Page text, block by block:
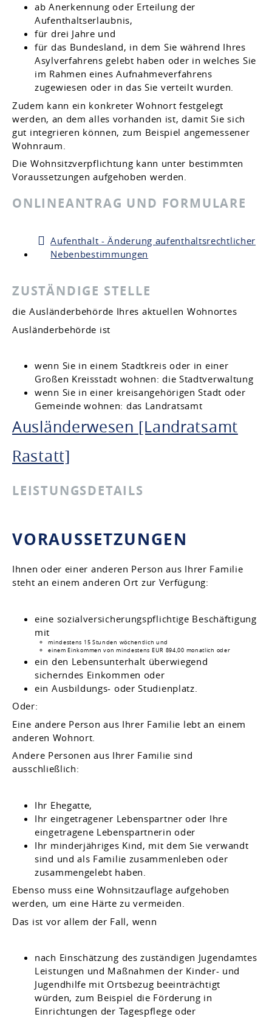
ab Anerkennung oder Erteilung der
Aufenthaltserlaubnis,
für drei Jahre und
für das Bundesland, in dem Sie während Ihres
Asylverfahrens gelebt haben oder in welches Sie
im Rahmen eines Aufnahmeverfahrens
zugewiesen oder in das Sie verteilt wurden.
Zudem kann ein konkreter Wohnort festgelegt
werden, an dem alles vorhanden ist, damit Sie sich
gut integrieren können, zum Beispiel angemessener
Wohnraum.
Die Wohnsitzverpflichtung kann unter bestimmten
Voraussetzungen aufgehoben werden.
ONLINEANTRAG UND FORMULARE
Aufenthalt - Änderung aufenthaltsrechtlicher
Nebenbestimmungen
ZUSTÄNDIGE STELLE
die Ausländerbehörde Ihres aktuellen Wohnortes
Ausländerbehörde ist
wenn Sie in einem Stadtkreis oder in einer
Großen Kreisstadt wohnen: die Stadtverwaltung
wenn Sie in einer kreisangehörigen Stadt oder
Gemeinde wohnen: das Landratsamt
Ausländerwesen [Landratsamt
Rastatt]
LEISTUNGSDETAILS
VORAUSSETZUNGEN
Ihnen oder einer anderen Person aus Ihrer Familie
steht an einem anderen Ort zur Verfügung:
eine sozialversicherungspflichtige Beschäftigung
mit
mindestens 15 Stunden wöchentlich und
einem Einkommen von mindestens EUR 894,00 monatlich oder
ein den Lebensunterhalt überwiegend
sicherndes Einkommen oder
ein Ausbildungs- oder Studienplatz.
Oder:
Eine andere Person aus Ihrer Familie lebt an einem
anderen Wohnort.
Andere Personen aus Ihrer Familie sind
ausschließlich:
Ihr Ehegatte,
Ihr eingetragener Lebenspartner oder Ihre
eingetragene Lebenspartnerin oder
Ihr minderjähriges Kind, mit dem Sie verwandt
sind und als Familie zusammenleben oder
zusammengelebt haben.
Ebenso muss eine Wohnsitzauflage aufgehoben
werden, um eine Härte zu vermeiden.
Das ist vor allem der Fall, wenn
nach Einschätzung des zuständigen Jugendamtes
Leistungen und Maßnahmen der Kinder- und
Jugendhilfe mit Ortsbezug beeinträchtigt
würden, zum Beispiel die Förderung in
Einrichtungen der Tagespflege oder